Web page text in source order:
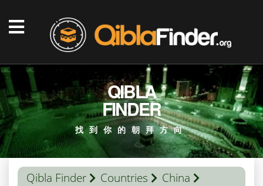
QIBLA
FINDER
找到你的朝拜方向
Qibla Finder Countries
China